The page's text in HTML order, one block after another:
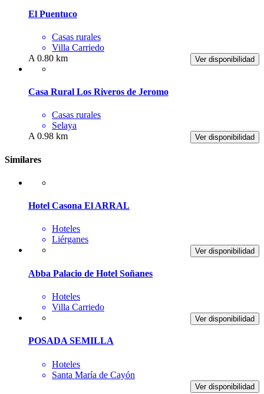
El Puentuco
Casas rurales
Villa Carriedo
Ver disponibilidad
A 0.80 km
Casa Rural Los Riveros de Jeromo
Casas rurales
Selaya
Ver disponibilidad
A 0.98 km
Similares
Hotel Casona El ARRAL
Hoteles
Liérganes
Ver disponibilidad
Abba Palacio de Hotel Soñanes
Hoteles
Villa Carriedo
Ver disponibilidad
POSADA SEMILLA
Hoteles
Santa María de Cayón
Ver disponibilidad